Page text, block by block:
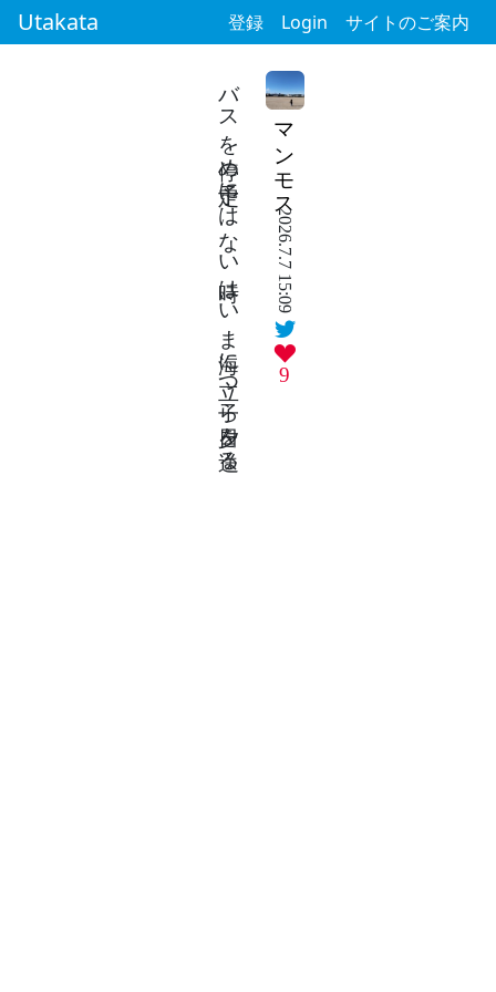
Utakata 登録 Login サイトのご案内
マンモス
2026.7.7 15:09
9
バスを停め予定にはない時はいま海に立つ子ら夕日を送る